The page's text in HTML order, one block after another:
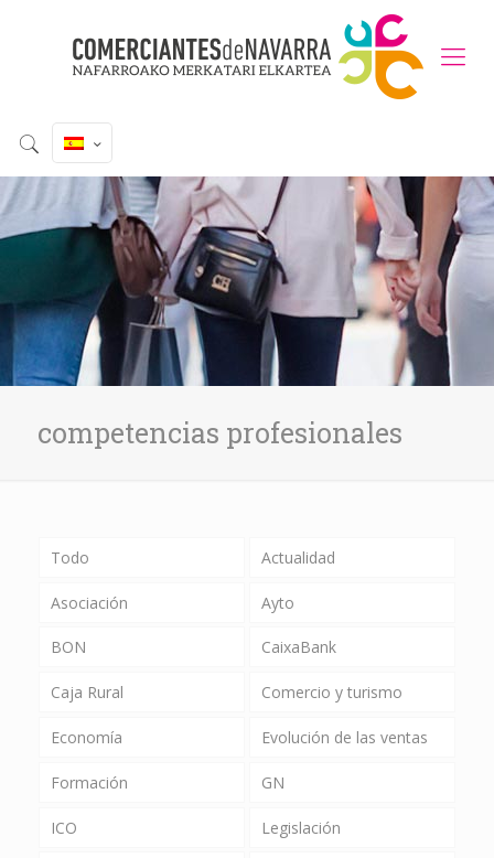
competencias profesionales
Todo Actualidad
Asociación Ayto
BON CaixaBank
Caja Rural Comercio y turismo
Economía Evolución de las ventas
Formación GN
ICO Legislación